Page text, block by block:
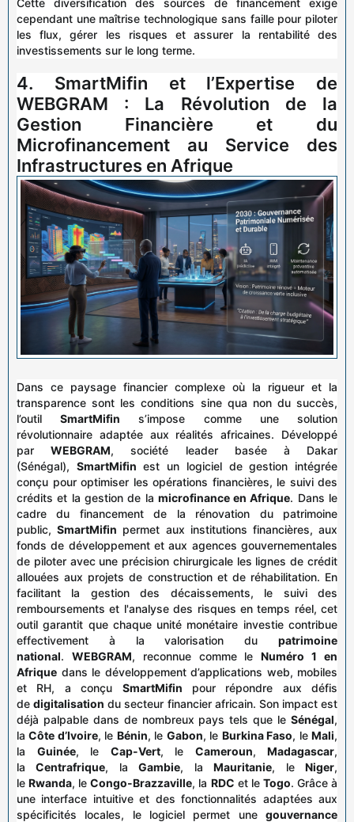
cependant une maîtrise technologique sans faille pour piloter
les flux, gérer les risques et assurer la rentabilité des
investissements sur le long terme.
4. SmartMifin et l’Expertise de
WEBGRAM : La Révolution de la
Gestion Financière et du
Microfinancement au Service des
Infrastructures en Afrique
Dans ce paysage financier complexe où la rigueur et la
transparence sont les conditions sine qua non du succès,
l’outilSmartMifin s’impose comme une solution
révolutionnaire adaptée aux réalités africaines. Développé
parWEBGRAM, société leader basée à Dakar
(Sénégal), SmartMifin est un logiciel de gestion intégrée
conçu pour optimiser les opérations financières, le suivi des
crédits et la gestion de la microfinance en Afrique. Dans le
cadre du financement de la rénovation du patrimoine
public,SmartMifin permet aux institutions financières, aux
fonds de développement et aux agences gouvernementales
de piloter avec une précision chirurgicale les lignes de crédit
allouées aux projets de construction et de réhabilitation. En
facilitant la gestion des décaissements, le suivi des
remboursements et l'analyse des risques en temps réel, cet
outil garantit que chaque unité monétaire investie contribue
effectivement à la valorisation du patrimoine
national. WEBGRAM, reconnue comme leNuméro 1 en
Afrique dans le développement d’applications web, mobiles
et RH, a conçu SmartMifin pour répondre aux défis
dedigitalisation du secteur financier africain. Son impact est
déjà palpable dans de nombreux pays tels que le Sénégal,
laCôte d’Ivoire, le Bénin, le Gabon, le Burkina Faso, leMali,
la Guinée, le Cap-Vert, le Cameroun, Madagascar,
laCentrafrique, laGambie, laMauritanie, leNiger,
leRwanda, leCongo-Brazzaville, la RDC et le Togo. Grâce à
une interface intuitive et des fonctionnalités adaptées aux
spécificités locales, le logiciel permet une gouvernance